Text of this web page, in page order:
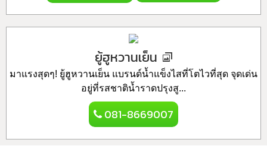
ยู้ฮูหวานเย็น
มาแรงสุดๆ! ยู้ฮูหวานเย็น แบรนด์น้ำแข็งไสที่โตไวที่สุด จุดเด่น
อยู่ที่รสชาติน้ำราดปรุงสู...
081-8669007